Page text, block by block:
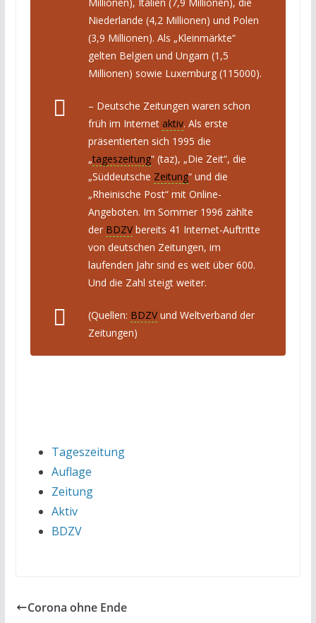
Niederlande (4,2 Millionen) und Polen
(3,9 Millionen). Als „Kleinmärkte“
gelten Belgien und Ungarn (1,5
Millionen) sowie Luxemburg (115000).
– Deutsche Zeitungen waren schon
früh im Internet aktiv. Als erste
präsentierten sich 1995 die
„tageszeitung“ (taz), „Die Zeit“, die
„Süddeutsche Zeitung“ und die
„Rheinische Post“ mit Online-
Angeboten. Im Sommer 1996 zählte
der BDZVbereits 41 Internet-Auftritte
von deutschen Zeitungen, im
laufenden Jahr sind es weit über 600.
Und die Zahl steigt weiter.
(Quellen: BDZVund Weltverband der
Zeitungen)
Tageszeitung
Auflage
Zeitung
Aktiv
BDZV
Corona ohne Ende